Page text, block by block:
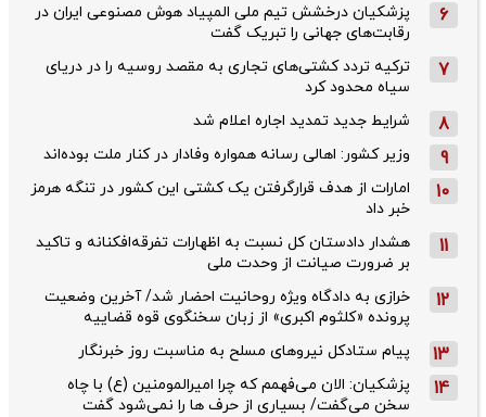
6
پزشکیان درخشش تیم ملی المپیاد هوش مصنوعی ایران در
رقابت‌های جهانی را تبریک گفت
7
ترکیه تردد کشتی‌های تجاری به مقصد روسیه را در دریای
سیاه محدود کرد
8 شرایط جدید تمدید اجاره اعلام شد
9 وزیر کشور: اهالی رسانه همواره وفادار در کنار ملت بوده‌اند
10
امارات از هدف قرارگرفتن یک کشتی این کشور در تنگه هرمز
خبر داد
11
هشدار دادستان کل نسبت به اظهارات تفرقه‌افکنانه و تاکید
بر ضرورت صیانت از وحدت ملی
12
خرازی به دادگاه ویژه روحانیت احضار شد/ آخرین وضعیت
پرونده «کلثوم اکبری» از زبان سخنگوی قوه قضاییه
13 پیام ستادکل نیروهای مسلح به مناسبت روز خبرنگار
14
پزشکیان: الان می‌فهمم که چرا امیرالمومنین (ع) با چاه
سخن می‌گفت/ بسیاری از حرف ها را نمی‌شود گفت